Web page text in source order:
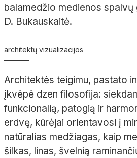
balamedžio medienos spalvų
D. Bukauskaitė.
architektų vizualizacijos
Architektės teigimu, pastato
įkvėpė dzen filosofija:
funkcionalią, patogią ir
erdvę, kūrėjai orientavosi į
natūralias medžiagas, kaip
šilkas, linas, švelnią